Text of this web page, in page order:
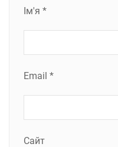
Ім'я *
Email *
Сайт